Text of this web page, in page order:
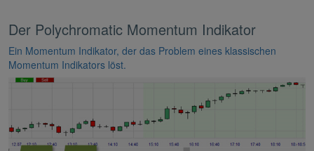
Der Polychromatic Momentum Indikator
Ein Momentum Indikator, der das Problem eines klassischen
Momentum Indikators löst.